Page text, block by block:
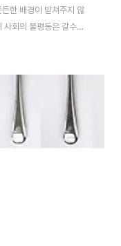
한 배경이 받쳐주지 않
회의 불평등은 갈수록
저론' (좋은 환경에서 태
밖에 없는 청년세대) 와
. 이 중 요즘 젊은 세대의
수저계급론'이다. [1] ‘수